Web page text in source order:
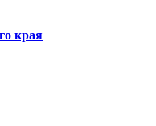
края